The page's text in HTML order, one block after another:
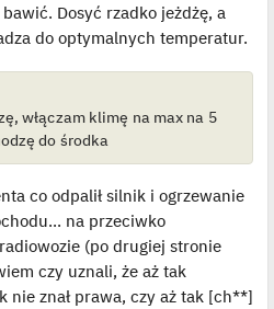
Dosyć rzadko jeżdżę, a
do optymalnych temperatur.
włączam klimę na max na 5
do środka
co odpalił silnik i ogrzewanie
na przeciwko
(po drugiej stronie
czy uznali, że aż tak
nie znał prawa, czy aż tak [ch**]